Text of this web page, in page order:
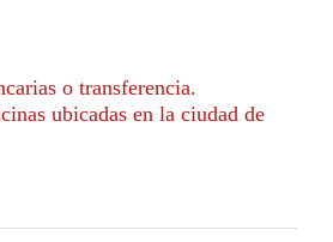
o transferencia.
ubicadas en la ciudad de